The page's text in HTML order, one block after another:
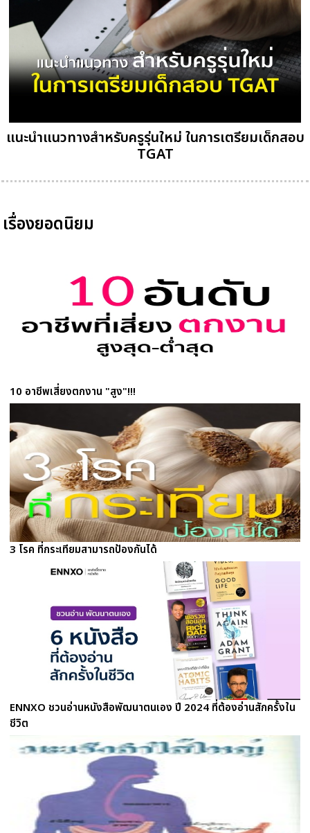
แนะนำแนวทางสำหรับครูรุ่นใหม่ ในการเตรียมเด็กสอบ
TGAT
เรื่องยอดนิยม
10 อาชีพเสี่ยงตกงาน "สูง"!!!
3 โรค ที่กระเทียมสามารถป้องกันได้
ENNXO ชวนอ่านหนังสือพัฒนาตนเอง ปี 2024 ที่ต้องอ่านสักครั้งใน
ชีวิต